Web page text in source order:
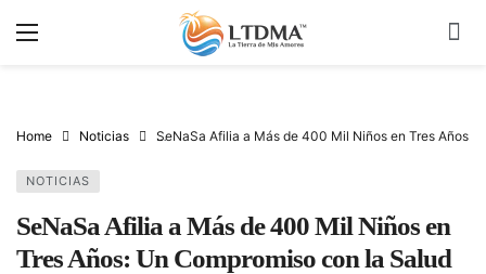
Home Noticias SeNaSa Afilia a Más de 400 Mil Niños en Tres Años:
NOTICIAS
SeNaSa Afilia a Más de 400 Mil Niños en
Tres Años: Un Compromiso con la Salud